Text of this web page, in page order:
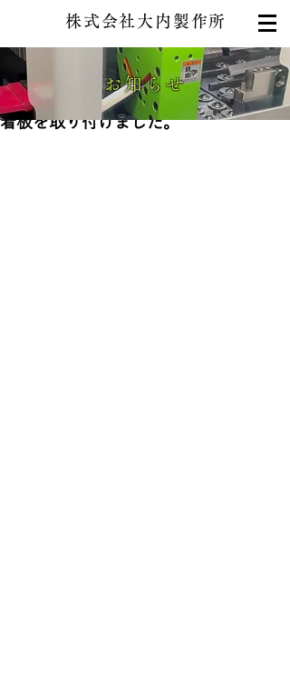
株式会社大内製作所
看板を取り付けました。
2020年11月9日
お知らせ